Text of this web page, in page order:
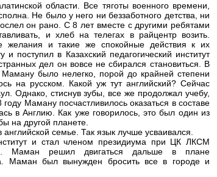
области. Все тяготы военного времени,
Не было у него ни беззаботного детства, ни
он рано. С 8 лет вместе с другими ребятами
и хлеб на телегах в райцентр возить.
и такие же спокойные действия к их
в Казахский педагогический институт
дел он вовсе не сбирался становиться. В
было нелегко, порой до крайней степени
на русском. Какой уж тут английский? Сейчас
Однако, стиснув зубы, все же продолжал учебу,
Маману посчастливилось оказаться в составе
в Англию. Как уже говорилось, это был один из
на другой планете.
семье. Так язык лучше усваивался.
и стал членом президиума при ЦК ЛКСМ
Маман решил двигаться дальше в плане
Маман был вынужден бросить все в городе и